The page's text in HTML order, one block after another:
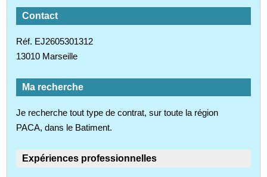
Contact
Réf. EJ2605301312
13010 Marseille
Ma recherche
Je recherche tout type de contrat, sur toute la région
PACA, dans le Batiment.
Expériences professionnelles